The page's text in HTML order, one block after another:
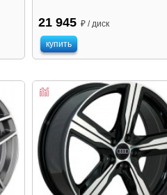
21 945 ₽ / диск
купить